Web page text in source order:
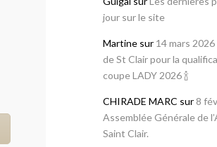
jour sur le site
Martine sur 14 mars
de St Clair pour la
coupe LADY 2026 🍾
CHIRADE MARC sur 8
Assemblée Générale de
Saint Clair.